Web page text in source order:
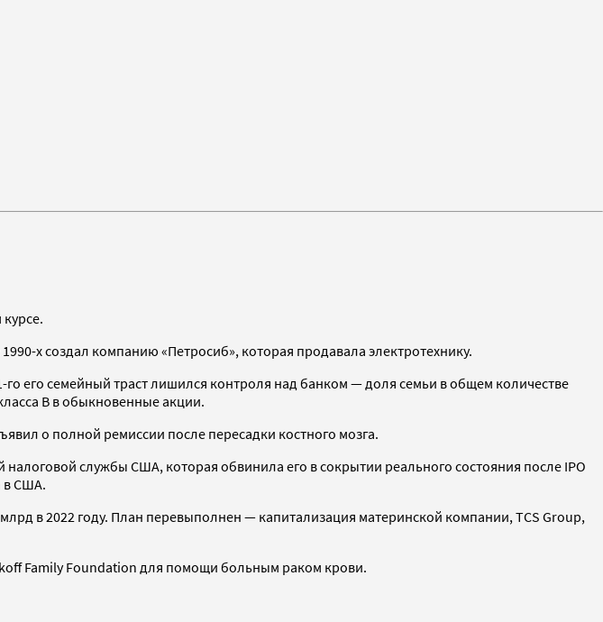
х создал компанию «Петросиб», которая продавала электротехнику.
его семейный траст лишился контроля над банком — доля семьи в общем количестве
B в обыкновенные акции.
о полной ремиссии после пересадки костного мозга.
службы США, которая обвинила его в сокрытии реального состояния после IPO
в США.
в 2022 году. План перевыполнен — капитализация материнской компании, TCS Group,
Family Foundation для помощи больным раком крови.